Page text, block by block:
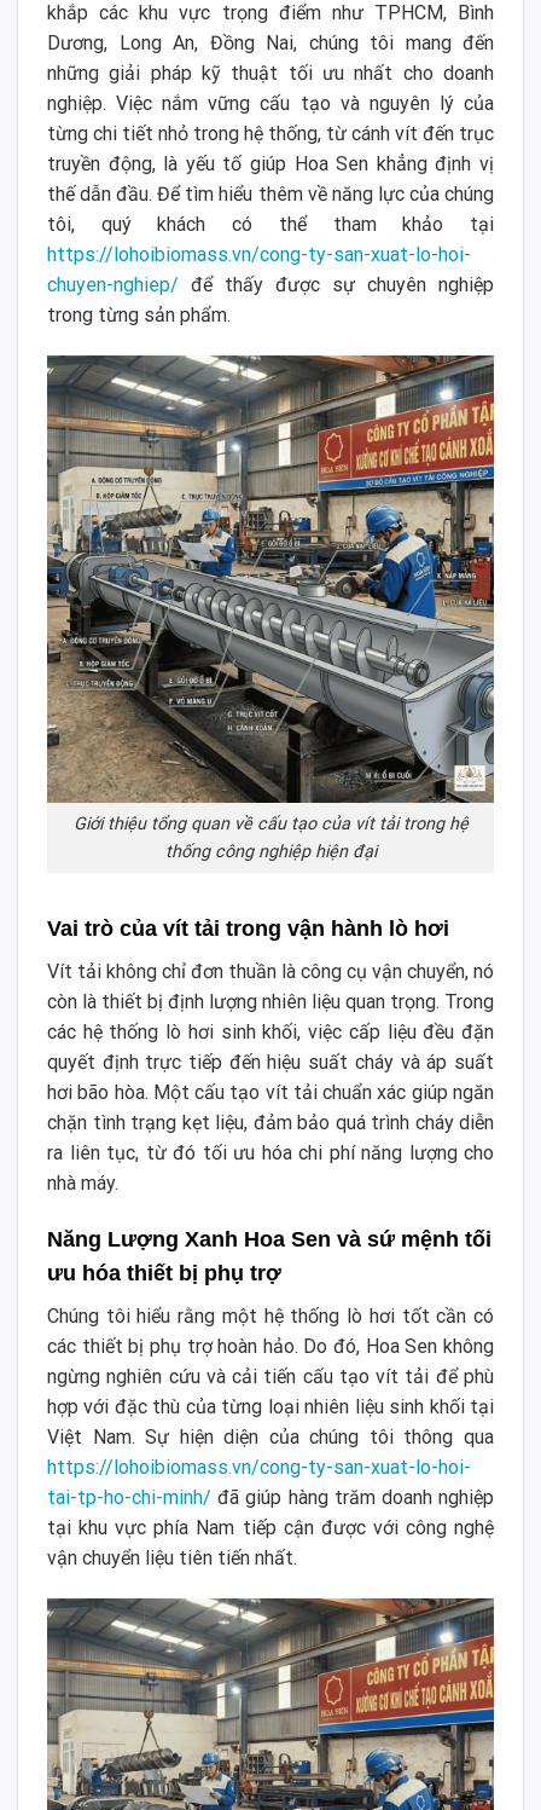
khắp các khu vực trọng điểm như TPHCM, Bình
Dương, Long An, Đồng Nai, chúng tôi mang đến
những giải pháp kỹ thuật tối ưu nhất cho doanh
nghiệp. Việc nắm vững cấu tạo và nguyên lý của
từng chi tiết nhỏ trong hệ thống, từ cánh vít đến trục
truyền động, là yếu tố giúp Hoa Sen khẳng định vị
thế dẫn đầu. Để tìm hiểu thêm về năng lực của chúng
tôi, quý khách có thể tham khảo tại
https://lohoibiomass.vn/cong-ty-san-xuat-lo-hoi-
chuyen-nghiep/ để thấy được sự chuyên nghiệp
trong từng sản phẩm.
Giới thiệu tổng quan về cấu tạo của vít tải trong hệ
thống công nghiệp hiện đại
Vai trò của vít tải trong vận hành lò hơi
Vít tải không chỉ đơn thuần là công cụ vận chuyển, nó
còn là thiết bị định lượng nhiên liệu quan trọng. Trong
các hệ thống lò hơi sinh khối, việc cấp liệu đều đặn
quyết định trực tiếp đến hiệu suất cháy và áp suất
hơi bão hòa. Một cấu tạo vít tải chuẩn xác giúp ngăn
chặn tình trạng kẹt liệu, đảm bảo quá trình cháy diễn
ra liên tục, từ đó tối ưu hóa chi phí năng lượng cho
nhà máy.
Năng Lượng Xanh Hoa Sen và sứ mệnh tối
ưu hóa thiết bị phụ trợ
Chúng tôi hiểu rằng một hệ thống lò hơi tốt cần có
các thiết bị phụ trợ hoàn hảo. Do đó, Hoa Sen không
ngừng nghiên cứu và cải tiến cấu tạo vít tải để phù
hợp với đặc thù của từng loại nhiên liệu sinh khối tại
Việt Nam. Sự hiện diện của chúng tôi thông qua
https://lohoibiomass.vn/cong-ty-san-xuat-lo-hoi-
tai-tp-ho-chi-minh/ đã giúp hàng trăm doanh nghiệp
tại khu vực phía Nam tiếp cận được với công nghệ
vận chuyển liệu tiên tiến nhất.